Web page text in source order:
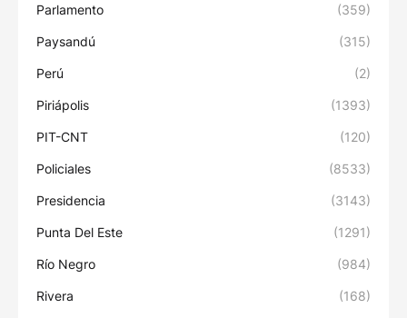
Parlamento (359)
Paysandú (315)
Perú (2)
Piriápolis (1393)
PIT-CNT (120)
Policiales (8533)
Presidencia (3143)
Punta Del Este (1291)
Río Negro (984)
Rivera (168)